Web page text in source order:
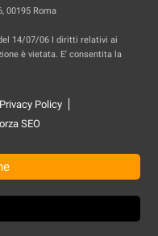
00195 Roma
14/07/06 I diritti relativi ai
è vietata. E' consentita la
Privacy Policy
SEO